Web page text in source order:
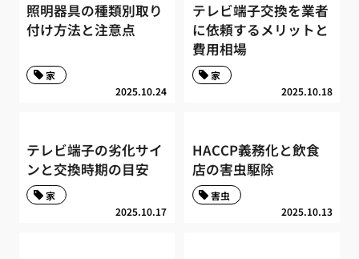
照明器具の種類別取り
付け方法と注意点
2025.10.24
家
テレビ端子交換を業者
に依頼するメリットと
費用相場
2025.10.18
家
テレビ端子の劣化サイ
ンと交換時期の目安
2025.10.17
家
HACCP義務化と飲食
店の害虫駆除
2025.10.13
害虫